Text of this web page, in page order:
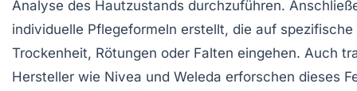
Analyse des Hautzustands durchzuführen.
individuelle Pflegeformeln erstellt, die auf spezifische
Trockenheit, Rötungen oder Falten eingehen. Auch
Hersteller wie Nivea und Weleda erforschen dieses